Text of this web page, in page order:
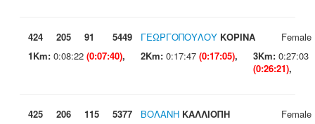
424 205 91 5449 ΓΕΩΡΓΟΠΟΥΛΟΥ ΚΟΡΙΝΑ
Female
1Km: 0:08:22 (0:07:40), 2Km: 0:17:47 (0:17:05), 3Km: 0:27:03
(0:26:21),
425 206 115 5377 ΒΟΛΑΝΗ ΚΑΛΛΙΟΠΗ
Female